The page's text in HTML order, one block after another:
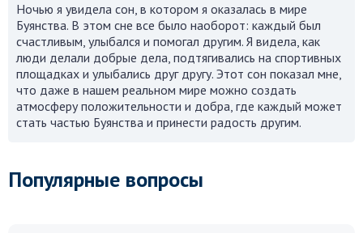
Ночью я увидела сон, в котором я оказалась в мире
Буянства. В этом сне все было наоборот: каждый был
счастливым, улыбался и помогал другим. Я видела, как
люди делали добрые дела, подтягивались на спортивных
площадках и улыбались друг другу. Этот сон показал мне,
что даже в нашем реальном мире можно создать
атмосферу положительности и добра, где каждый может
стать частью Буянства и принести радость другим.
Популярные вопросы